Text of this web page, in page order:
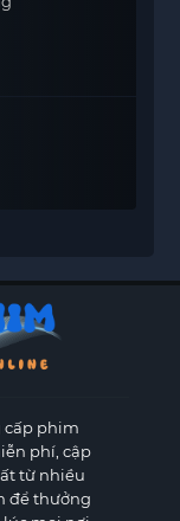
cấp phim
phí, cập
từ nhiều
để thưởng